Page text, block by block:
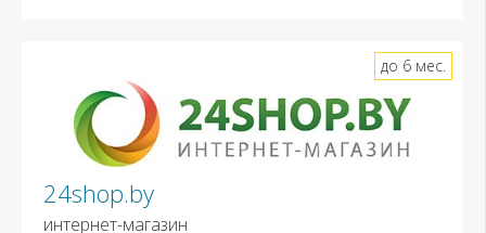
24shop.by
интернет-магазин
до 6 мес.